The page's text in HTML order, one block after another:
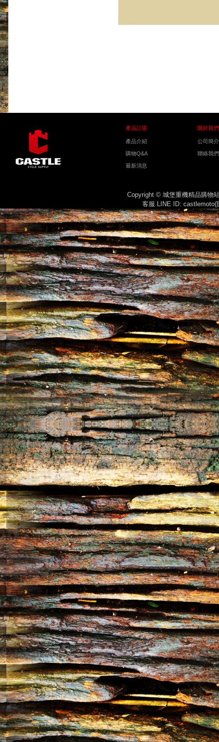
產品訂購 關於我們
產品介紹
購物Q&A
最新消息
公司簡介
聯絡我們
Copyright © 城堡重機精品購物
客服 LINE ID: